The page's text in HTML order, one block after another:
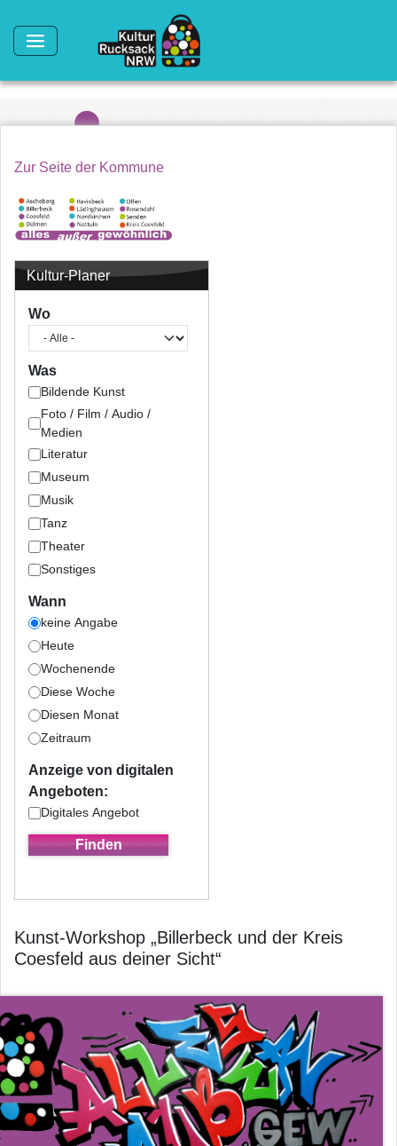
Zur Seite der Kommune
Kultur-Planer
Wo
Was
Bildende Kunst
Foto / Film / Audio /
Medien
Literatur
Museum
Musik
Tanz
Theater
Sonstiges
Wann
keine Angabe
Heute
Wochenende
Diese Woche
Diesen Monat
Zeitraum
Anzeige von digitalen
Angeboten:
Digitales Angebot
Kunst-Workshop „Billerbeck und der Kreis
Coesfeld aus deiner Sicht“